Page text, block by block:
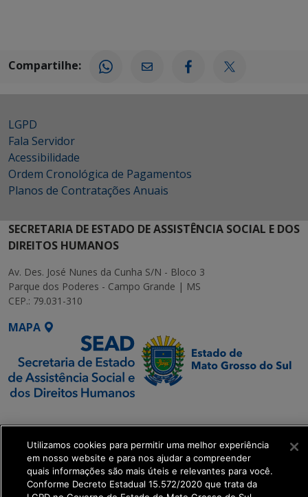
Compartilhe:
LGPD
Fala Servidor
Acessibilidade
Ordem Cronológica de Pagamentos
Planos de Contratações Anuais
SECRETARIA DE ESTADO DE ASSISTÊNCIA SOCIAL E DOS
DIREITOS HUMANOS
Av. Des. José Nunes da Cunha S/N - Bloco 3
Parque dos Poderes - Campo Grande | MS
CEP.: 79.031-310
MAPA
Executiva de
Transformação Digital
get_footer();
Utilizamos cookies para permitir uma melhor experiência
em nosso website e para nos ajudar a compreender
quais informações são mais úteis e relevantes para você.
Conforme Decreto Estadual 15.572/2020 que trata da